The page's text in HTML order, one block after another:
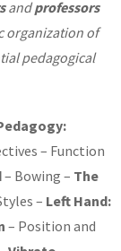
andprofessors
organization of
pedagogical
– Function
– Bowing – The
– Left Hand:
– Position and